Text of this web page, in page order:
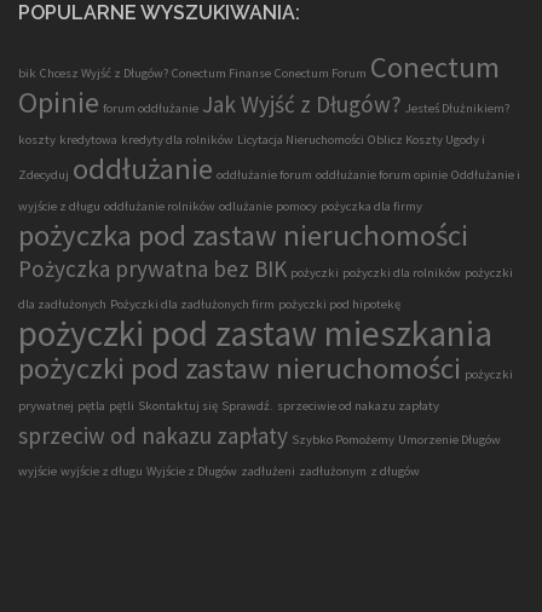
POPULARNE WYSZUKIWANIA:
bik Chcesz Wyjść z Długów? Conectum Finanse Conectum Forum Conectum
Opinie forum oddłużanie Jak Wyjść z Długów? Jesteś Dłużnikiem?
koszty kredytowa kredyty dla rolników Licytacja Nieruchomości Oblicz Koszty Ugody i
Zdecyduj oddłużanie oddłużanie forum oddłużanie forum opinie Oddłużanie i
wyjście z długu oddłużanie rolników odlużanie pomocy pożyczka dla firmy
pożyczka pod zastaw nieruchomości
Pożyczka prywatna bez BIK pożyczki pożyczki dla rolników pożyczki
dla zadłużonych Pożyczki dla zadłużonych firm pożyczki pod hipotekę
pożyczki pod zastaw mieszkania
pożyczki pod zastaw nieruchomości pożyczki
prywatnej pętla pętli Skontaktuj się Sprawdź. sprzeciwie od nakazu zapłaty
sprzeciw od nakazu zapłaty Szybko Pomożemy Umorzenie Długów
wyjście wyjście z długu Wyjście z Długów zadłużeni zadłużonym z długów